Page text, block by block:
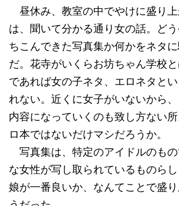
昼休み、教室の中でやけに盛り
は、聞いて分かる通り女の話。ど
ちこんできた写真集か何かをネタ
だ。花寺がいくらお坊ちゃん学校
であれば女の子ネタ、エロネタと
れない。近くに女子がいないから
内容になっていくのも致し方ない
ロ本ではないだけマシだろうか。
写真集は、特定のアイドルのもの
な女性が写し取られているものら
娘が一番良いか、なんてことで盛